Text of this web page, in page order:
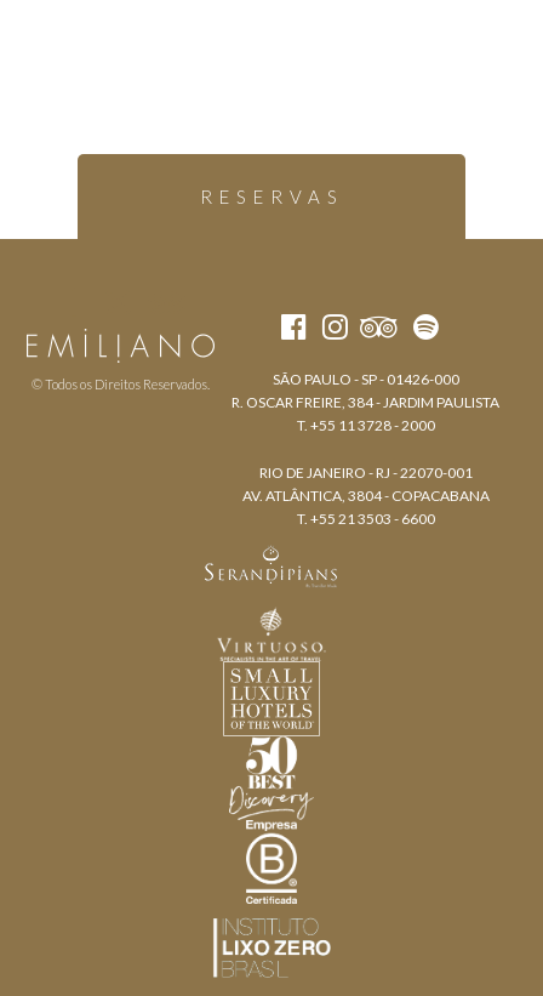
RESERVAS
© Todos os Direitos Reservados.
SÃO PAULO - SP - 01426-000
R. OSCAR FREIRE, 384 - JARDIM PAULISTA
T. +55 11 3728 - 2000
RIO DE JANEIRO - RJ - 22070-001
AV. ATLÂNTICA, 3804 - COPACABANA
T. +55 21 3503 - 6600